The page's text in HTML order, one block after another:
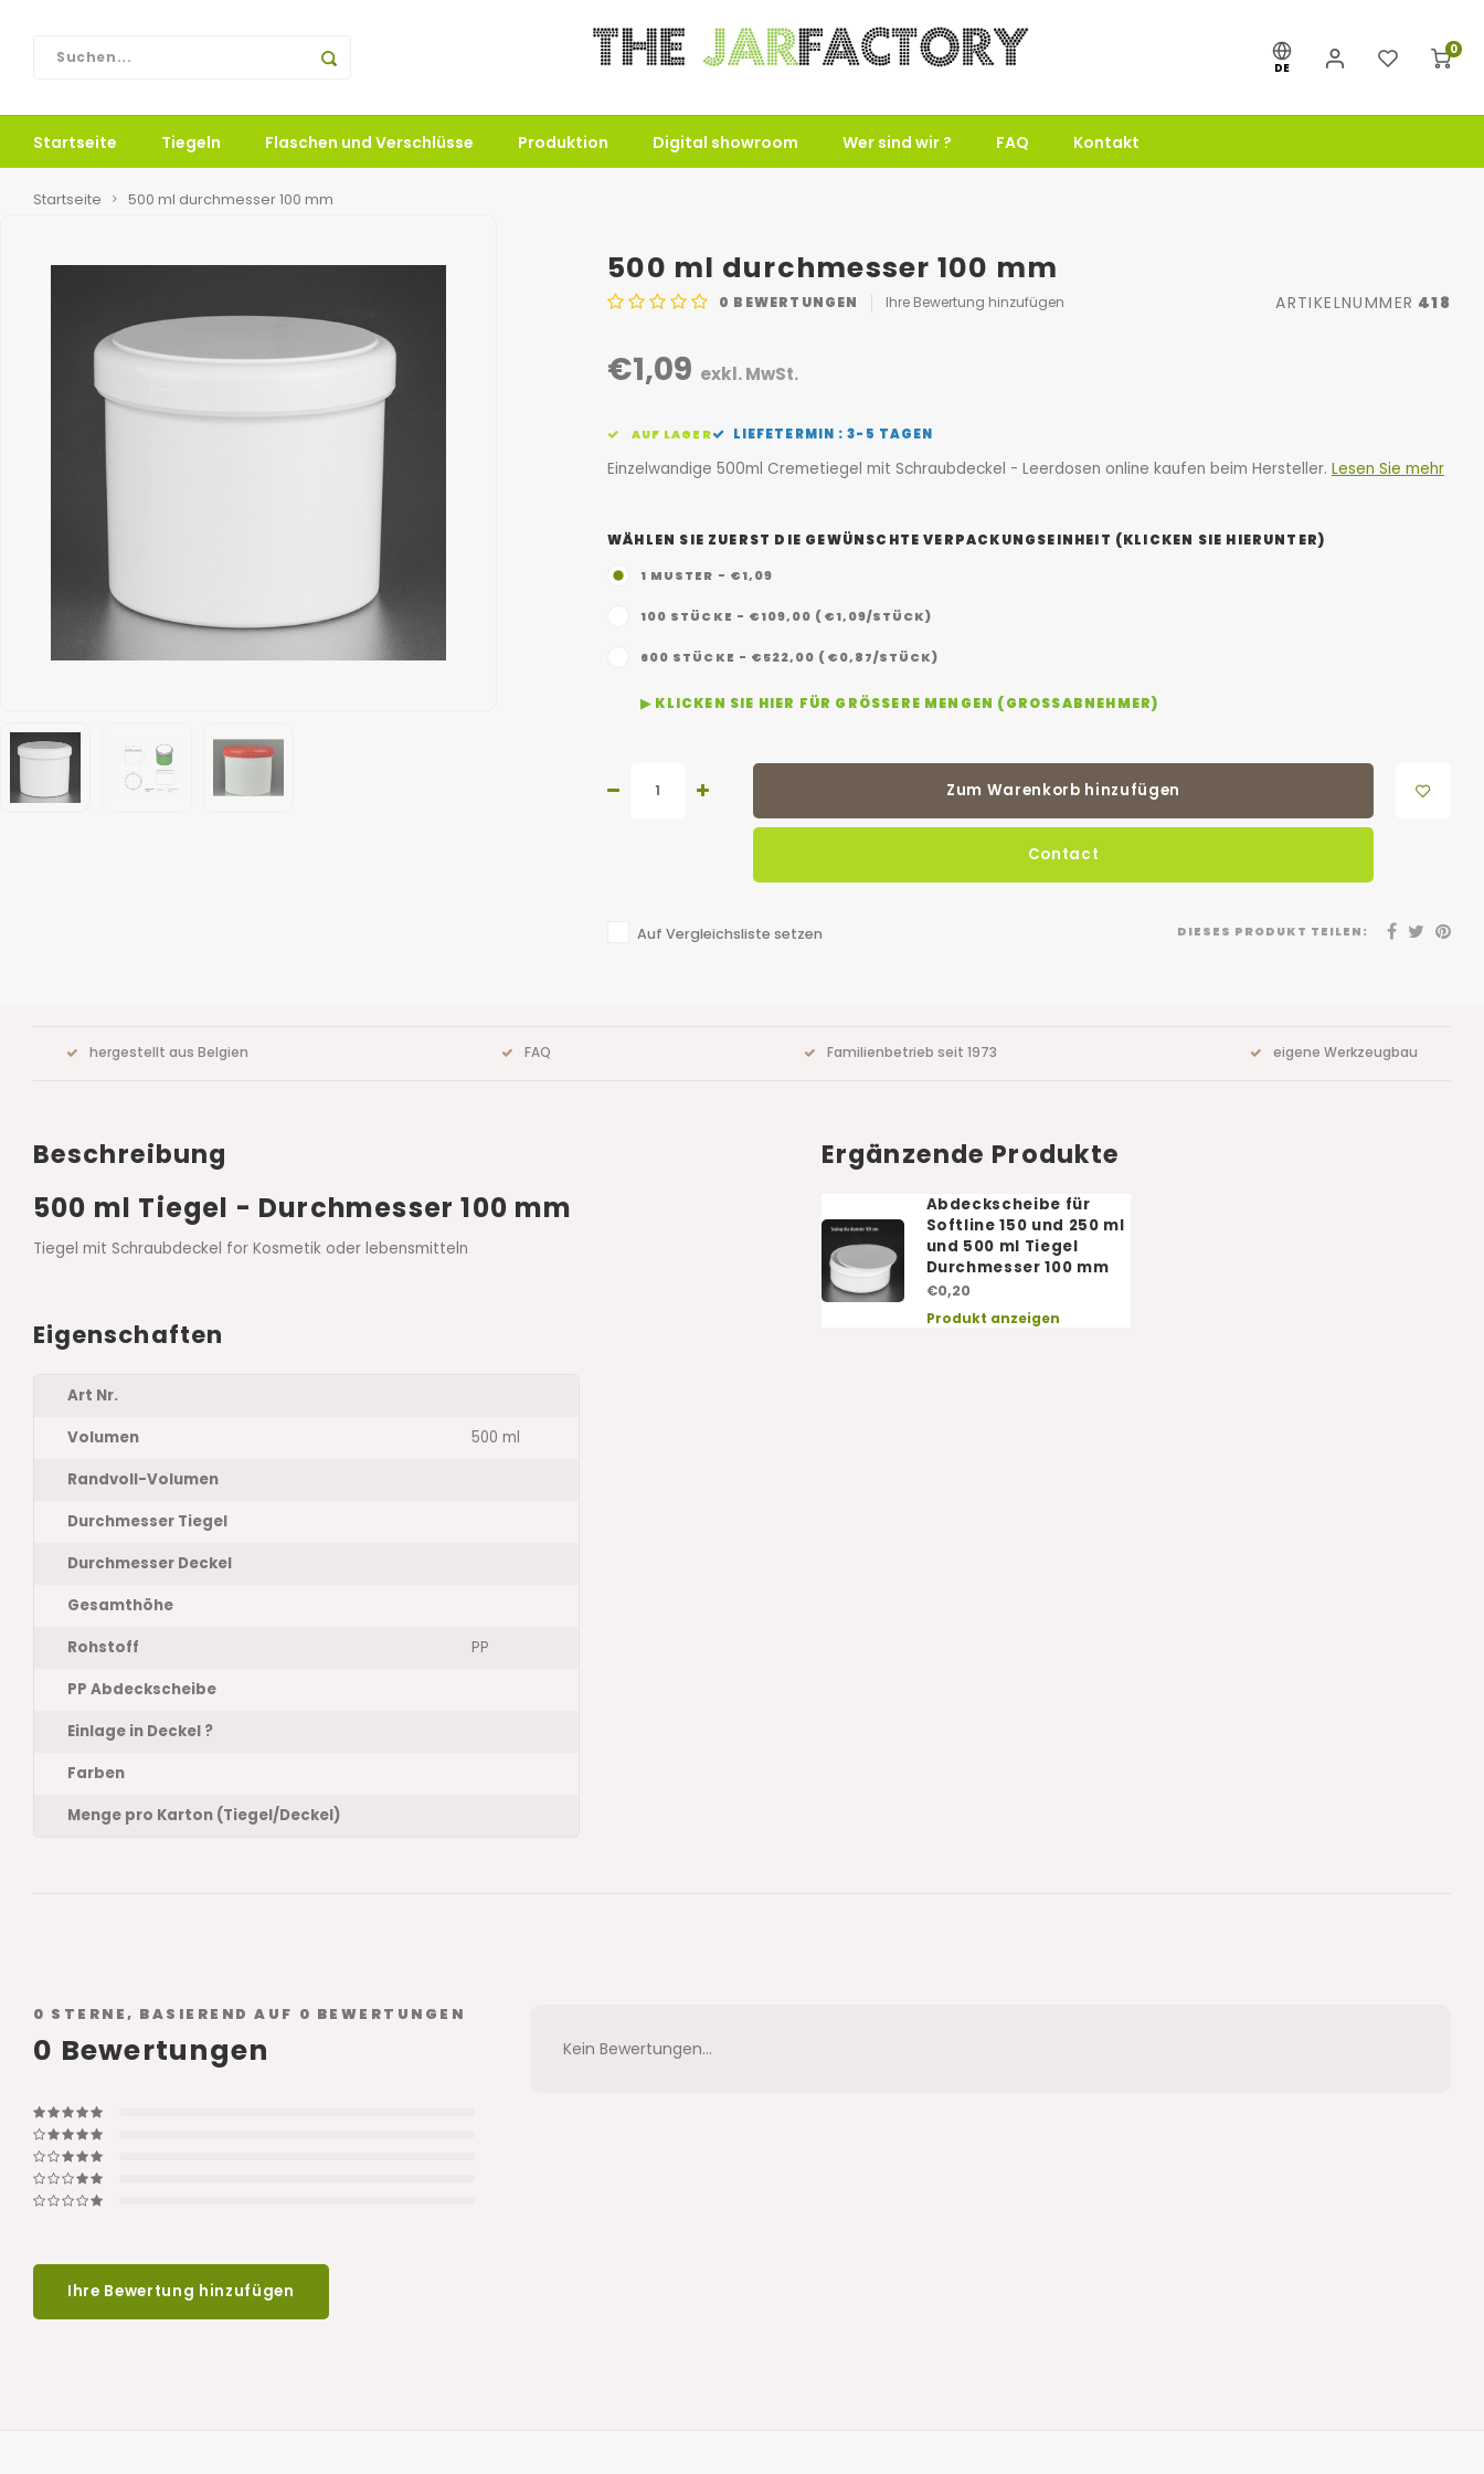
DE
0
Startseite Tiegeln Flaschen und Verschlüsse Produktion Digital showroom Wer sind wir ? FAQ Kontakt
Startseite 500 ml durchmesser 100 mm
500 ml durchmesser 100 mm
0 BEWERTUNGEN Ihre Bewertung hinzufügen ARTIKELNUMMER 418
€1,09 exkl. MwSt.
AUF LAGER LIEFETERMIN : 3-5 TAGEN
Einzelwandige 500ml Cremetiegel mit Schraubdeckel - Leerdosen online kaufen beim Hersteller. Lesen Sie mehr
WÄHLEN SIE ZUERST DIE GEWÜNSCHTE VERPACKUNGSEINHEIT (KLICKEN SIE HIERUNTER)
1 MUSTER - €1,09
100 STÜCKE - €109,00 (€1,09/STÜCK)
600 STÜCKE - €522,00 (€0,87/STÜCK)
▶ KLICKEN SIE HIER FÜR GRÖSSERE MENGEN (GROSSABNEHMER)
Zum Warenkorb hinzufügen
Contact
Auf Vergleichsliste setzen DIESES PRODUKT TEILEN:
hergestellt aus Belgien FAQ Familienbetrieb seit 1973 eigene Werkzeugbau
Beschreibung
500 ml Tiegel - Durchmesser 100 mm
Tiegel mit Schraubdeckel for Kosmetik oder lebensmitteln
Eigenschaften
Art Nr.
Volumen
500 ml
Randvoll-Volumen
Durchmesser Tiegel
Durchmesser Deckel
Gesamthöhe
Rohstoff
PP
PP Abdeckscheibe
Einlage in Deckel ?
Farben
Menge pro Karton (Tiegel/Deckel)
Ergänzende Produkte
Abdeckscheibe für
Softline 150 und 250 ml
und 500 ml Tiegel
Durchmesser 100 mm
€0,20
Produkt anzeigen
0 STERNE, BASIEREND AUF 0 BEWERTUNGEN
0 Bewertungen
Ihre Bewertung hinzufügen
Kein Bewertungen...